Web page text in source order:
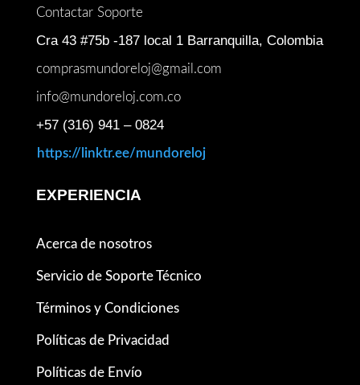
Contactar Soporte
Cra 43 #75b -187 local 1 Barranquilla, Colombia
comprasmundoreloj@gmail.com
info@mundoreloj.com.co
+57 (316) 941 – 0824
https://linktr.ee/mundoreloj
EXPERIENCIA
Acerca de nosotros
Servicio de Soporte Técnico
Términos y Condiciones
Políticas de Privacidad
Políticas de Envío